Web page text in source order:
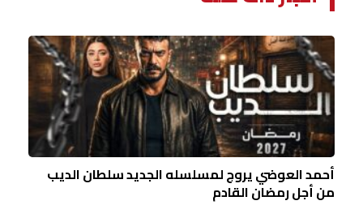
أحمد العوضي يروج لمسلسله الجديد سلطان الديب
من أجل رمضان القادم